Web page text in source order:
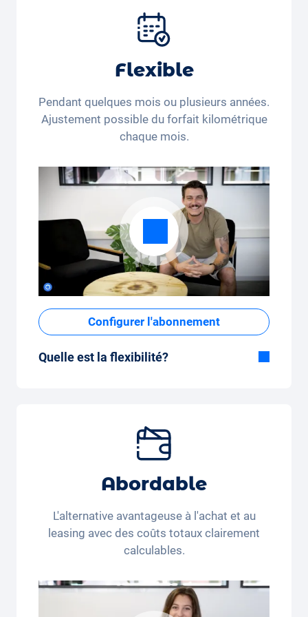
pneus et autres extras.
Flexible
Pendant quelques mois ou plusieurs années.
Ajustement possible du forfait kilométrique
chaque mois.
Configurer l'abonnement
Quelle est la flexibilité?
pendant quelques mois ou plusieurs années.
Forfait kilométrique mensuel flexible
mois (350 kilomètres) ou beaucoup de
forfait kilométrique peut être ajusté
confortablement sur l'application.
Abordable
L'alternative avantageuse à l'achat et au
leasing avec des coûts totaux clairement
calculables.